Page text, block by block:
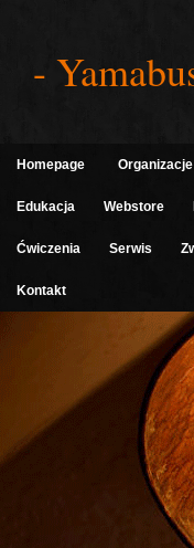
-
Homepage Organizacje
Edukacja Webstore
Ćwiczenia Serwis
Kontakt